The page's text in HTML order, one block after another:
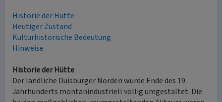
Historie der Hütte
Heutiger Zustand
Kulturhistorische Bedeutung
Hinweise
Historie der Hütte
Der ländliche Duisburger Norden wurde Ende des 19.
Jahrhunderts montanindustriell völlig umgestaltet. Die